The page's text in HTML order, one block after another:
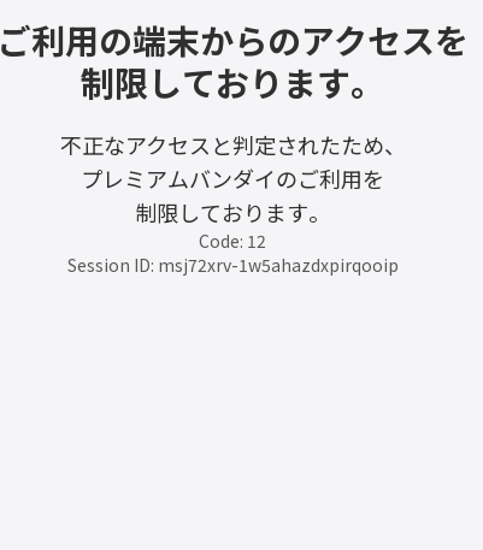
ご利用の端末からのアクセスを
制限しております。
不正なアクセスと判定されたため、
プレミアムバンダイのご利用を
制限しております。
Code: 12
Session ID: msj72xrv-1w5ahazdxpirqooip